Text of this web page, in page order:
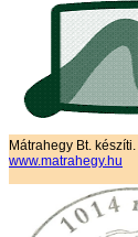
Mátrahegy Bt. készíti.
www.matrahegy.hu